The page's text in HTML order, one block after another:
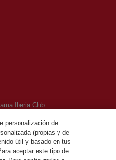
Iberia Club
personalización de
(propias y de
útil y basado en tus
aceptar este tipo de